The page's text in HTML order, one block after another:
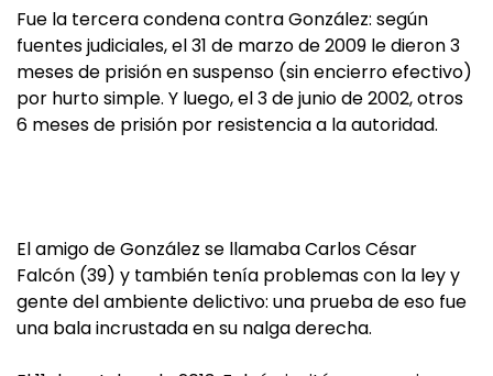
Fue la tercera condena contra González: según
fuentes judiciales, el 31 de marzo de 2009 le dieron 3
meses de prisión en suspenso (sin encierro efectivo)
por hurto simple. Y luego, el 3 de junio de 2002, otros
6 meses de prisión por resistencia a la autoridad.
El amigo de González se llamaba Carlos César
Falcón (39) y también tenía problemas con la ley y
gente del ambiente delictivo: una prueba de eso fue
una bala incrustada en su nalga derecha.